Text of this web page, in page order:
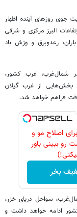
جوی روزهای آینده اظهار
البرز مرکزی و شرقی
رعدوبرق و وزش باد
شمال‌غرب، غرب کشور،
بخش‌هایی از غرب گیلان
فراهم خواهد شد.
اصلاح مو و
رو ببینی باور
بخر
سواحل دریای خزر،
ادامه خواهد داشت و